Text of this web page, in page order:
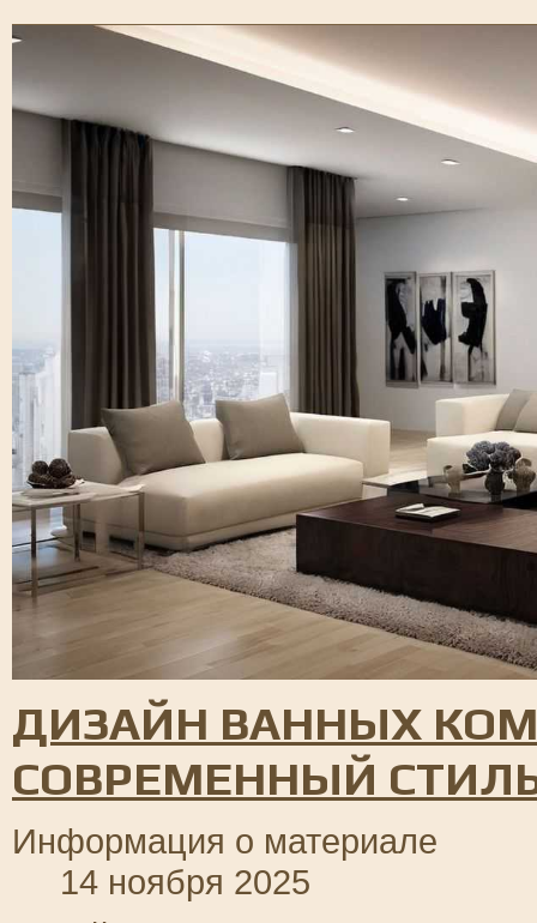
ДИЗАЙН ВАННЫХ
СОВРЕМЕННЫЙ
Информация о материале
14 ноября 2025